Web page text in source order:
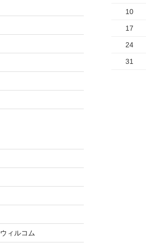
ィルコム
10
17
24
31